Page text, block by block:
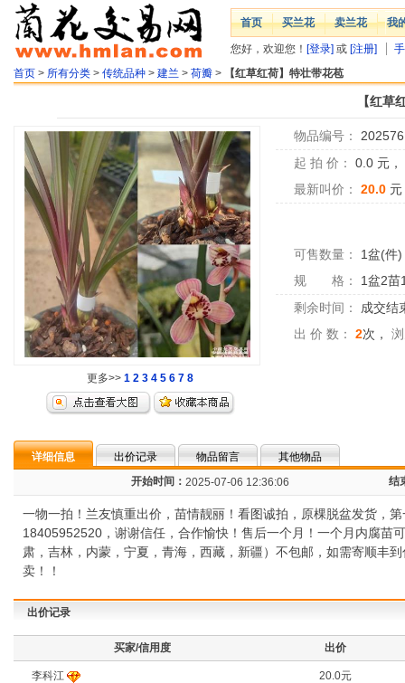
首页 买兰花 卖兰花 我
您好，欢迎您！ [登录] 或 [注册]
首页 > 所有分类 > 传统品种 > 建兰 > 荷瓣 > 【红草红荷】特壮带花苞
【红草
更多>> 1 2 3 4 5 6 7 8
物品编号：
起 拍 价：
0.0 元，
最新叫价：
20.0 元
可售数量： 1盆(件)
规 格：
1盆2苗
剩余时间：
成交结
出 价 数：
2次，
详细信息 出价记录 物品留言
其他物品
开始时间： 2025-07-06 12:36:06 结
一物一拍！兰友慎重出价，苗情靓丽！看图诚拍，原棵脱盆发货，
18405952520，谢谢信任，合作愉快！售后一个月！一个月内腐苗
肃，吉林，内蒙，宁夏，青海，西藏，新疆）不包邮，如需寄顺丰
卖！！
出价记录
买家/信用度 出价
李科江 20.0元